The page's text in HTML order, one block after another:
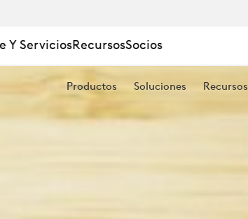
Y ServiciosRecursosSocios
Productos Soluciones Recursos